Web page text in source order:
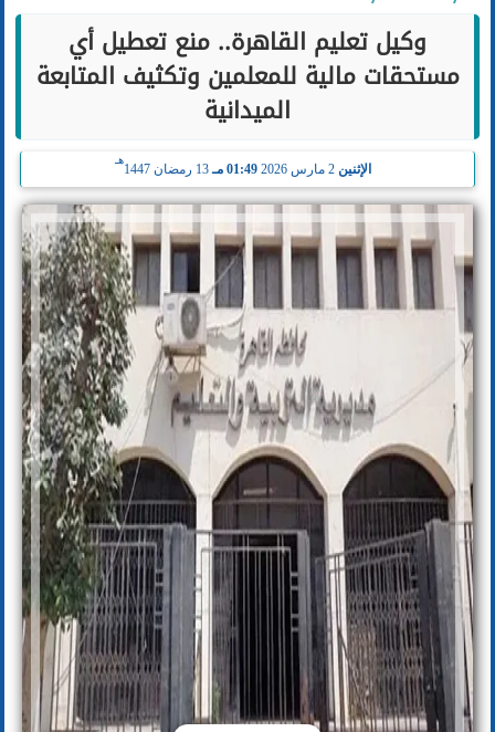
وكيل تعليم القاهرة.. منع تعطيل أي
مستحقات مالية للمعلمين وتكثيف المتابعة
الميدانية
الإثنين 01:49 مـ 13 رمضان 1447
هـ